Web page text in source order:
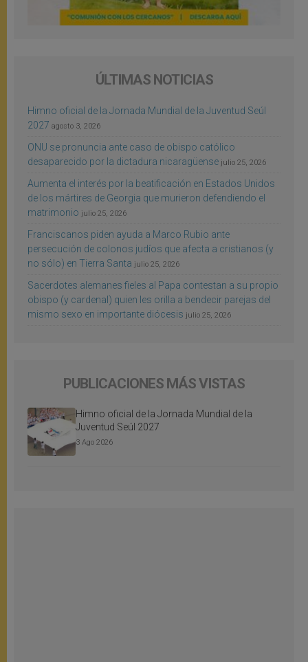
ÚLTIMAS NOTICIAS
Himno oficial de la Jornada Mundial de la Juventud Seúl
2027 agosto 3, 2026
ONU se pronuncia ante caso de obispo católico
desaparecido por la dictadura nicaragüense julio 25, 2026
Aumenta el interés por la beatificación en Estados Unidos
de los mártires de Georgia que murieron defendiendo el
matrimonio julio 25, 2026
Franciscanos piden ayuda a Marco Rubio ante
persecución de colonos judíos que afecta a cristianos (y
no sólo) en Tierra Santa julio 25, 2026
Sacerdotes alemanes fieles al Papa contestan a su propio
obispo (y cardenal) quien les orilla a bendecir parejas del
mismo sexo en importante diócesis julio 25, 2026
PUBLICACIONES MÁS VISTAS
Himno oficial de la Jornada Mundial de la
Juventud Seúl 2027
3 Ago 2026